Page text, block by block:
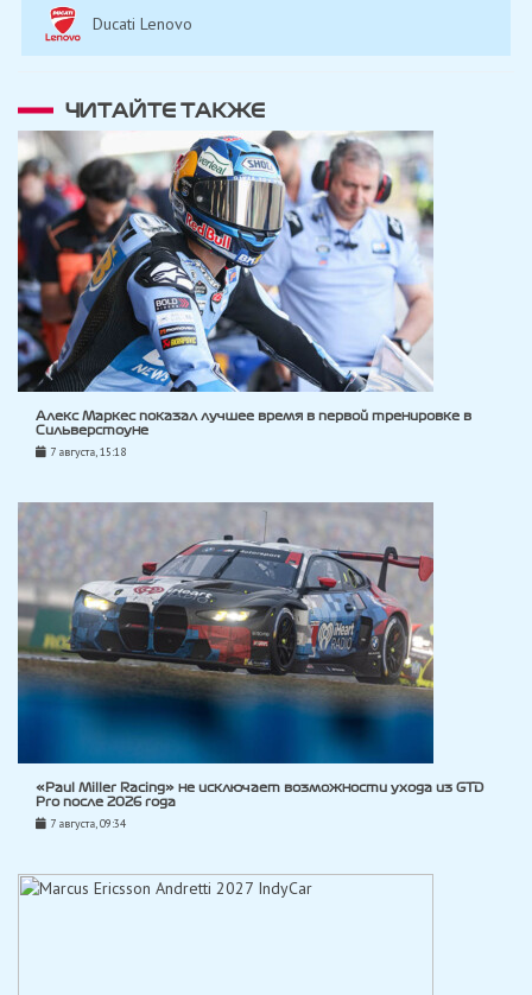
Ducati Lenovo
ЧИТАЙТЕ ТАКЖЕ
Алекс Маркес показал лучшее время в первой тренировке в
Сильверстоуне
7 августа, 15:18
«Paul Miller Racing» не исключает возможности ухода из GTD
Pro после 2026 года
7 августа, 09:34